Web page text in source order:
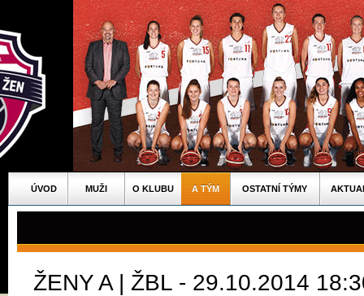
ÚVOD MUŽI O KLUBU A TÝM OSTATNÍ TÝMY
ŽENY A | ŽBL - 29.10.2014